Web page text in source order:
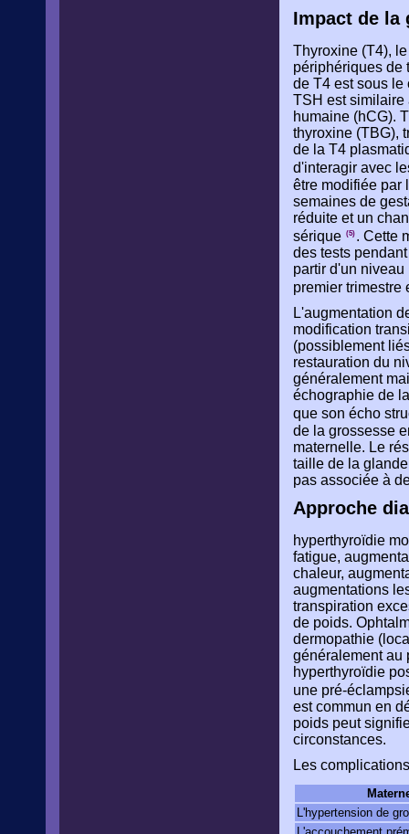
Impact de la
Thyroxine (T4),
périphériques de
de T4 est sous le
TSH est similaire
humaine (hCG).
thyroxine (TBG),
de la T4
d'interagir avec
être modifiée par
semaines de
réduite et un
sérique (5) . Cette
des tests
partir d'un
premier trimestre
L'augmentation
modification
(possiblement
restauration du
généralement
échographie de
que son écho
de la grossesse
maternelle. Le
taille de la
pas associée à
Approche
hyperthyroïdie
fatigue,
chaleur,
augmentations
transpiration
de poids.
dermopathie
généralement au
hyperthyroïdie
une pré-
est commun en
poids peut
circonstances.
Les
L'hypertension de